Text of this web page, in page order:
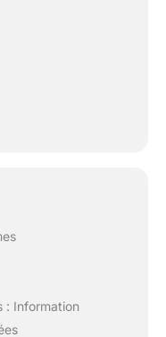
: Information